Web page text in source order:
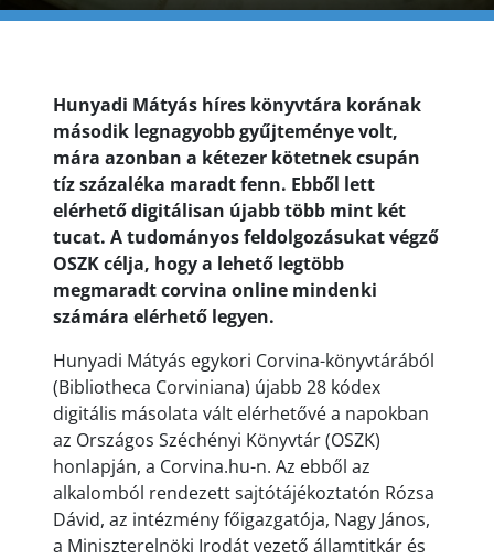
Hunyadi Mátyás híres könyvtára korának
második legnagyobb gyűjteménye volt,
mára azonban a kétezer kötetnek csupán
tíz százaléka maradt fenn. Ebből lett
elérhető digitálisan újabb több mint két
tucat. A tudományos feldolgozásukat végző
OSZK célja, hogy a lehető legtöbb
megmaradt corvina online mindenki
számára elérhető legyen.
Hunyadi Mátyás egykori Corvina-könyvtárából
(Bibliotheca Corviniana) újabb 28 kódex
digitális másolata vált elérhetővé a napokban
az Országos Széchényi Könyvtár (OSZK)
honlapján, a Corvina.hu-n. Az ebből az
alkalomból rendezett sajtótájékoztatón Rózsa
Dávid, az intézmény főigazgatója, Nagy János,
a Miniszterelnöki Irodát vezető államtitkár és